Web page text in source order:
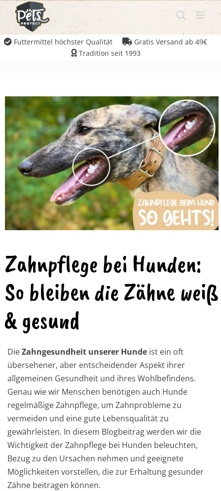
Futtermittel höchster Qualität
Gratis Versand ab 49€
Tradition seit 1993
Zahnpflege bei Hunden:
So bleiben die Zähne weiß
& gesund
DieZahngesundheit unserer Hundeist ein oft
übersehener, aber entscheidender Aspekt ihrer
allgemeinen Gesundheit und ihres Wohlbefindens.
Genau wie wir Menschen benötigen auch Hunde
regelmäßige Zahnpflege, um Zahnprobleme zu
vermeiden und eine gute Lebensqualität zu
gewährleisten. In diesem Blogbeitrag werden wir die
Wichtigkeit der Zahnpflege bei Hunden beleuchten,
Bezug zu den Ursachen nehmen und geeignete
Möglichkeiten vorstellen, die zur Erhaltung gesunder
Zähne beitragen können.